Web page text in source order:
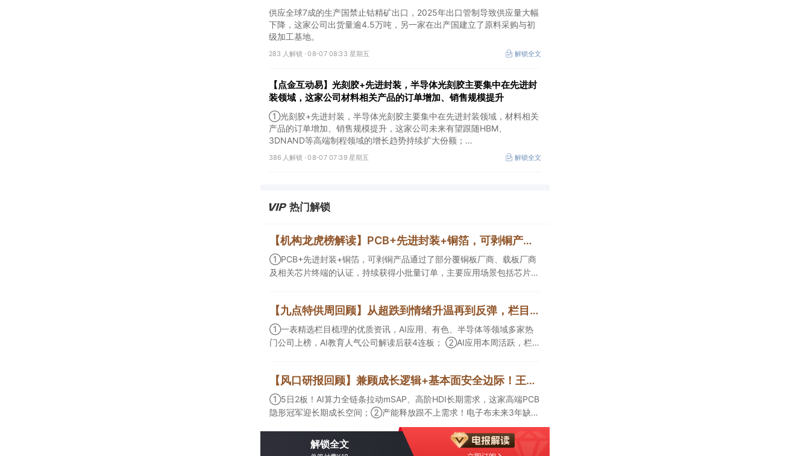
供应全球7成的生产国禁止钴精矿出口，2025年出口管制导致供应量大幅
下降，这家公司出货量逾4.5万吨，另一家在出产国建立了原料采购与初
级加工基地。
283 人解锁 ·08-07 08:33 星期五 解锁全文
【点金互动易】光刻胶+先进封装，半导体光刻胶主要集中在先进封
装领域，这家公司材料相关产品的订单增加、销售规模提升
①光刻胶+先进封装，半导体光刻胶主要集中在先进封装领域，材料相关
产品的订单增加、销售规模提升，这家公司未来有望跟随HBM、
3DNAND等高端制程领域的增长趋势持续扩大份额；
②华为+高速连接器，这家公司是深耕连接器国产核心骨干，高速互联产
品已对接导入国内头部AI服务器厂商，深度绑定华为供应链。
386 人解锁 ·08-07 07:39 星期五 解锁全文
热门解锁
【机构龙虎榜解读】PCB+先进封装+铜箔，可剥铜产品通过了部分覆铜板厂商、载板厂商及相关芯片终端的认证，持续获得小批量订单，主要应用场景包括芯片封装光模块用PCB，机构大额净买入这家公司
①PCB+先进封装+铜箔，可剥铜产品通过了部分覆铜板厂商、载板厂商
及相关芯片终端的认证，持续获得小批量订单，主要应用场景包括芯片封
具备承接细胞与基因治疗产品商业化受托生产的合规资质，这家公司获净
买入。
【九点特供周回顾】从超跌到情绪升温再到反弹，栏目梳理AI应用题材逻辑，AI教育人气公司解读后获4连板
①一表精选栏目梳理的优质资讯，AI应用、有色、半导体等领域多家热
门公司上榜，AI教育人气公司解读后获4连板； ②AI应用本周活跃，栏目
提及2家核心公司双双涨停。
【风口研报回顾】兼顾成长逻辑+基本面安全边际！王牌自营前瞻覆盖“pcb+MLCC+电子布”，梳理AI产业链优质标的“深坑起跳”
①5日2板！AI算力全链条拉动mSAP、高阶HDI长期需求，这家高端PCB
隐形冠军迎长期成长空间；②产能释放跟不上需求！电子布未来3年缺口
难消，深坑之际再梳理行业逻辑，人气龙头涨超3成；③AI服务器、机器
人带动MLCC景气周期持续！这家公司扩产、涨价预期暂未被市场定价，
王牌自营前瞻捕捉“预期差”，3日大涨26%。
解锁全文